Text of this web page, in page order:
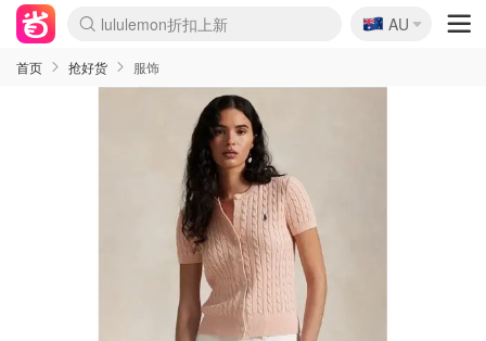
lululemon折扣上新
Sasa美妆护肤3.5折
SSENSE年中3折
FreshBeauty好价汇总
Cettire降价+叠9折
Farfetch折上8折
WWS Coles超市实拍
viagogo二手票捡漏
Myer清仓1折起
The Outnet奢牌1折起
David Jones 3折起
Flannels大牌1折
Perfumes Club护肤1折
AMIRO返校季6.2折
Oweek抽奖送Airpods
Amazon折扣汇总
eToro入金$200送$50
Amazon数码好物
ICONIC本周7.5折
ThedoubleF高奢地板价
Moose Knuckles 6折
丝芙兰5折起
EUFY官网3.7折起
Selenichast首饰2折
Trip机票酒店促销
YSL送5件彩妆礼
Amazon家居好物
BIGBANG巡演开票
David Jones时尚3折
Amazon美妆护肤
雅漾大喷$8
过敏原检测盒$33
伊索独家赠50ml沐浴露
科颜氏清仓3折
SEALIFE海洋馆门票6折
丝塔芙大白罐$16
订阅Newsletter送香薰
Cult Beauty 6.8折
Harrods圣诞日历2.3折
LN-CC奢牌私促3折
d'Alba空姐喷雾$16
EVE LOM套装逆天2折
Bernardelli独家4折
Adore Beauty 6折起
CT圣诞日历
Mytheresa奢品2.7折
Luxury Escapes 9折
Currentbody美容仪9折
MOON Garden Live
ALLSAINTS美衣3折
Roborock扫地机3.7折
Tingo Life水杯$24
Valentino官网5折
CR洗发护发6.3折
🇦🇺
AU
首页 抢好货 服饰